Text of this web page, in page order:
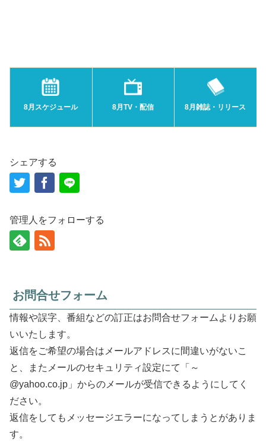
8月スケジュール 8月TV・配信 8月雑誌・リリース
シェアする
管理人をフォローする
お問合せフォーム
情報や誤字、番組などの訂正はお問合せフォームよりお願
いいたします。
返信をご希望の場合はメールアドレスに間違いがないこ
と、またメールのセキュリティ設定にて「～
@yahoo.co.jp」からのメールが受信できるようにしてく
ださい。
返信をしてもメッセージエラーになってしまうとがありま
す。